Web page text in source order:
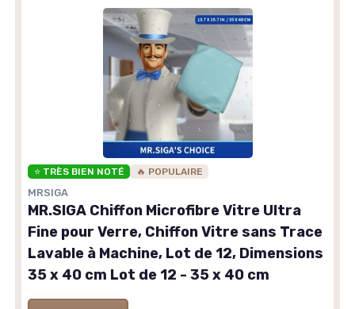
⭐ TRÈS BIEN NOTÉ 🔥 POPULAIRE
MRSIGA
MR.SIGA Chiffon Microfibre Vitre Ultra
Fine pour Verre, Chiffon Vitre sans Trace
Lavable à Machine, Lot de 12, Dimensions
35 x 40 cm Lot de 12 - 35 x 40 cm